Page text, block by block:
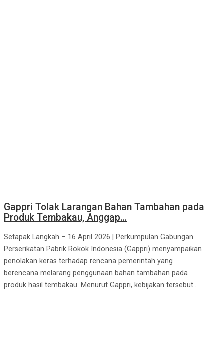
Gappri Tolak Larangan Bahan Tambahan pada
Produk Tembakau, Anggap…
Setapak Langkah – 16 April 2026 | Perkumpulan Gabungan
Perserikatan Pabrik Rokok Indonesia (Gappri) menyampaikan
penolakan keras terhadap rencana pemerintah yang
berencana melarang penggunaan bahan tambahan pada
produk hasil tembakau. Menurut Gappri, kebijakan tersebut...